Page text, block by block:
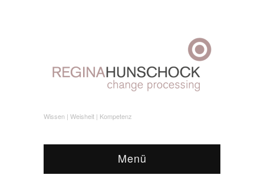
Wissen | Weisheit | Kompetenz
Menü